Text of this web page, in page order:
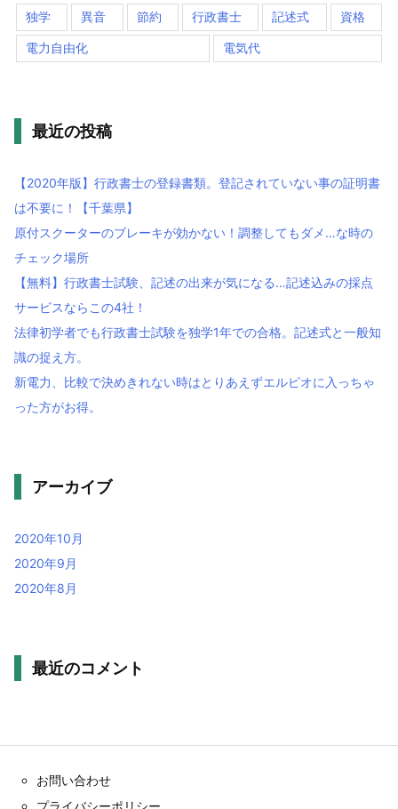
独学 異音 節約 行政書士 記述式 資格
電力自由化 電気代
最近の投稿
【2020年版】行政書士の登録書類。登記されていない事の証明書
は不要に！【千葉県】
原付スクーターのブレーキが効かない！調整してもダメ…な時の
チェック場所
【無料】行政書士試験、記述の出来が気になる…記述込みの採点
サービスならこの4社！
法律初学者でも行政書士試験を独学1年での合格。記述式と一般知
識の捉え方。
新電力、比較で決めきれない時はとりあえずエルピオに入っちゃ
った方がお得。
アーカイブ
2020年10月
2020年9月
2020年8月
最近のコメント
お問い合わせ
プライバシーポリシー